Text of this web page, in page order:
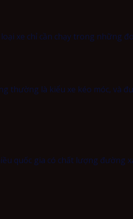
xe chỉ cần chạy trong những
thường là kiểu xe kéo móc, và
quốc gia có chất lượng đường